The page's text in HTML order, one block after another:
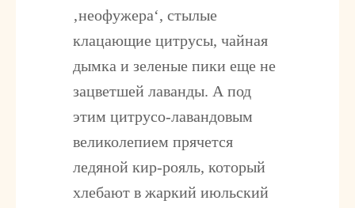
‚неофужера‘, стылые
клацающие цитрусы, чайная
дымка и зеленые пики еще не
зацветшей лаванды. А под
этим цитрусо-лавандовым
великолепием прячется
ледяной кир-рояль, который
хлебают в жаркий июльский